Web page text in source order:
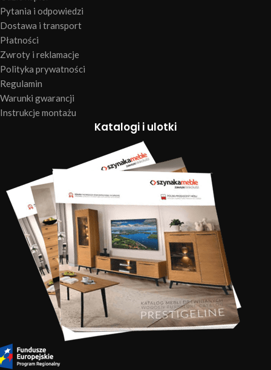
Pytania i odpowiedzi
Dostawa i transport
Płatności
Zwroty i reklamacje
Polityka prywatności
Regulamin
Warunki gwarancji
Instrukcje montażu
Katalogi i ulotki